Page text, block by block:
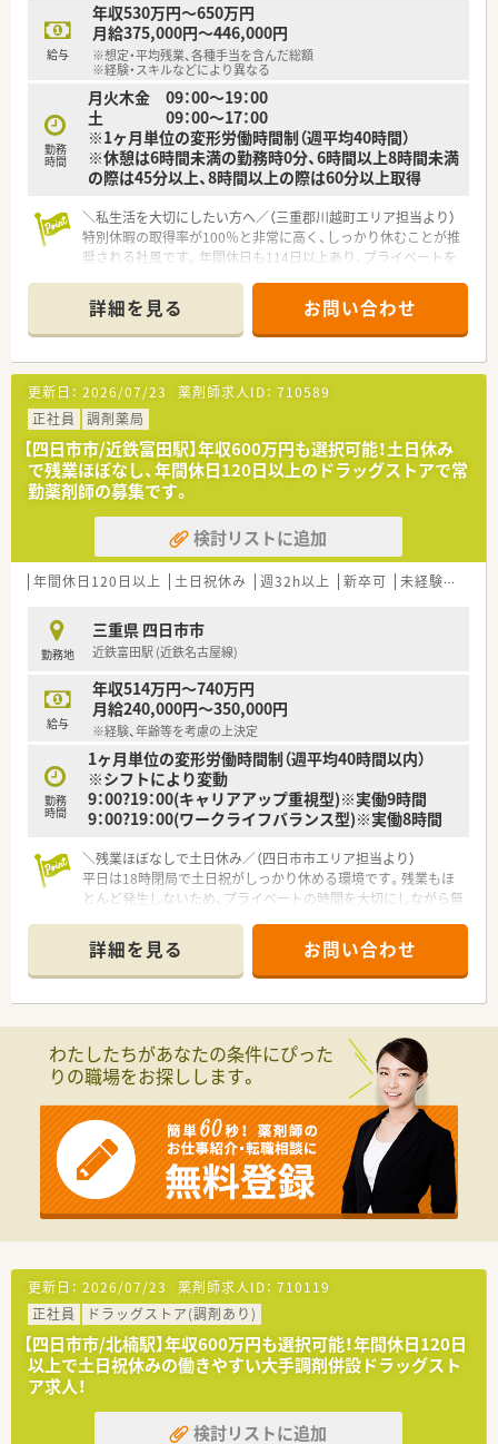
給与
年収530万円～650万円
月給375,000円～446,000円
※想定・平均残業、各種手当を含んだ総額
※経験・スキルなどにより異なる
勤務
時間
月火木金 09：00〜19：00
土 09：00〜17：00
※1ヶ月単位の変形労働時間制（週平均40時間）
※休憩は6時間未満の勤務時0分、6時間以上8時間未満
の際は45分以上、8時間以上の際は60分以上取得
＼私生活を大切にしたい方へ／（三重郡川越町エリア担当より）
特別休暇の取得率が100％と非常に高く、しっかり休むことが推
奨される社風です。年間休日も114日以上あり、プライベートを
【店舗情報と応需状況について】
■川越富洲原駅から徒歩1分という非常に便利な立地にあり、通
勤の負担を最小限に抑えながら働ける非常に魅力的な店舗で
す。
■広域からの面処方をメインに受け付けており、1日平均40枚か
ら50枚ほどの処方箋を丁寧かつ迅速に応需している状況です。
■薬剤師は常時2名から3名体制で稼働しており、事務スタッフ
ともしっかり連携しているため、一人で過度な負担を負うことは
ありません。
【募集背景と求める人物像について】
■地域密着型のサービスをさらに強化するための増員募集であ
り、将来的に管理職として店舗運営を担ってくださる方を求めて
います。
務に当たれる方や、長期的なキャリア形成を目指す若手の方を歓
迎します。
■一人ひとりの患者様に寄り添った丁寧な対応ができる方や、周
囲のスタッフと円滑に連携して業務を進められる協調性のある
方を募集します。
【法人特徴について】
■東証プライム上場のバローホールディングスグループの一員
として、岐阜や愛知を中心に北陸や関西へも積極的にエリアを拡
大中です。
■店舗数は490店舗を超え、ドラッグストア併設店と調剤専門店
ています。
■薬剤師の業務は「調剤とOTC」に特化しており、店舗内の雑務
は分業されているため、専門職としての業務に専念できる環境で
詳細を見る お問い合わせ
更新日： 2026/07/23 薬剤師求人ID： 710589
正社員
調剤薬局
【四日市市/近鉄富田駅】年収600万円も選択可能！土日休み
で残業ほぼなし、年間休日120日以上のドラッグストアで常
勤薬剤師の募集です。
検討リストに追加
年間休日120日以上 土日祝休み 週32h以上 新卒可 未経験可
勤務地
三重県 四日市市
近鉄富田駅 (近鉄名古屋線)
給与
年収514万円～740万円
月給240,000円～350,000円
※経験、年齢等を考慮の上決定
勤務
時間
1ヶ月単位の変形労働時間制（週平均40時間以内）
※シフトにより変動
9：00?19：00(キャリアアップ重視型)※実働9時間
9：00?19：00(ワークライフバランス型)※実働8時間
＼残業ほぼなしで土日休み／（四日市市エリア担当より）
平日は18時閉局で土日祝がしっかり休める環境です。残業もほ
とんど発生しないため、プライベートの時間を大切にしながら無
【店舗情報と応需状況について】
■近鉄名古屋線の近鉄富田駅が最寄りとなる三重県四日市市の
店舗で、近隣の医療機関より多種多様な処方箋を受け付けていま
■応需科目は総合科目に対応しており、特定の分野に偏ることな
く薬剤師として幅広い知識をバランスよく吸収できる環境で
す。
■1日あたりの処方箋枚数は10枚程度と少なめになっており、患
者様一人ひとりと丁寧に向き合いながら服薬指導を行えます。
【募集背景と求める人物像について】
■今回は欠員補充に伴う募集となっており、即戦力として周囲と
協力しながら店舗を盛り上げてくれる正社員を求めています。
■未経験者やブランクのある方も相談可能となっており、新しい
環境で一からスキルを磨きたいという意欲的な方を歓迎しま
■調剤薬局やドラッグストアでの薬局長経験をお持ちの方は優
遇され、これまでに培ったスキルを存分に発揮できる職場です。
【法人特徴について】
■創業150年以上の歴史を誇り、北陸地域をはじめ全国に600店
舗以上を展開しながら今なお成長を続けている大手企業です。
げ、地域になくてはならないかかりつけ薬局を目指しています。
■ショートタイムショッピングをコンセプトとして、ヘルスや調
詳細を見る お問い合わせ
わたしたちがあなたの条件にぴった
りの職場をお探しします。
更新日： 2026/07/23 薬剤師求人ID： 710119
正社員
ドラッグストア(調剤あり)
【四日市市/北楠駅】年収600万円も選択可能！年間休日120日
以上で土日祝休みの働きやすい大手調剤併設ドラッグスト
ア求人！
検討リストに追加